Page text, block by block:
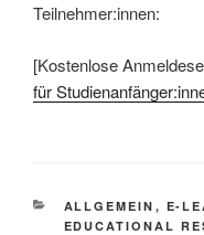
Teilnehmer:innen:
[Kostenlose
für
KATEGORIEN
ALLGEMEIN , E-
EDUCATIONAL